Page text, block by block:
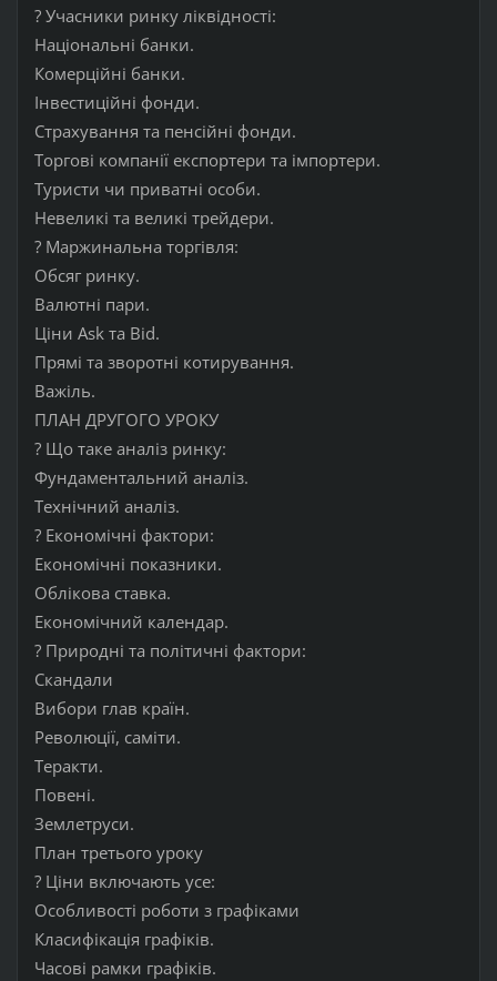
? Учасники ринку ліквідності:
Національні банки.
Комерційні банки.
Інвестиційні фонди.
Страхування та пенсійні фонди.
Торгові компанії експортери та імпортери.
Туристи чи приватні особи.
Невеликі та великі трейдери.
? Маржинальна торгівля:
Обсяг ринку.
Валютні пари.
Ціни Ask та Bid.
Прямі та зворотні котирування.
Важіль.
ПЛАН ДРУГОГО УРОКУ
? Що таке аналіз ринку:
Фундаментальний аналіз.
Технічний аналіз.
? Економічні фактори:
Економічні показники.
Облікова ставка.
Економічний календар.
? Природні та політичні фактори:
Скандали
Вибори глав країн.
Революції, саміти.
Теракти.
Повені.
Землетруси.
План третього уроку
? Ціни включають усе:
Особливості роботи з графіками
Класифікація графіків.
Часові рамки графіків.